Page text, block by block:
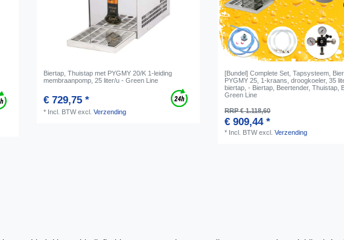
Biertap, Thuistap met PYGMY 20/K 1-leiding
membraanpomp, 25 liter/u - Green Line
€ 729,75 *
* Incl. BTWexcl.Verzending
[Bundel] Complete Set, Tapsysteem,
PYGMY 25, 1-kraans, droogkoeler, 35
biertap, - Biertap, Beertender, Thuistap,
Green Line
RRP € 1.118,60
€ 909,44 *
* Incl. BTWexcl.Verzending